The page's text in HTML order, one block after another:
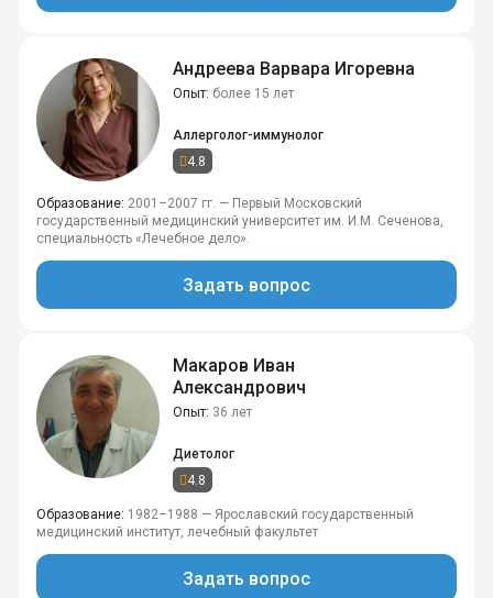
Андреева Варвара Игоревна
4.8
Опыт более 15 лет
Аллерголог-иммунолог
Образование 2001–2007 гг. — Первый Московский
государственный медицинский университет им. И.М. Сеченова,
специальность «Лечебное дело».
Задать вопрос
Макаров Иван
Александрович
4.8
Опыт 36 лет
Диетолог
Образование 1982–1988 — Ярославский государственный
медицинский институт, лечебный факультет
Задать вопрос